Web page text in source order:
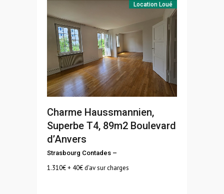
Location Loué
Charme Haussmannien,
Superbe T4, 89m2 Boulevard
d’Anvers
Strasbourg Contades –
1.310€ + 40€ d'av sur charges